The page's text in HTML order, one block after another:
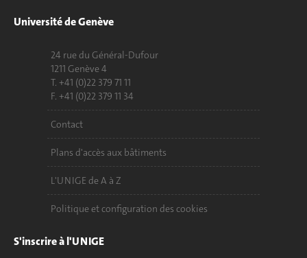
Université de Genève
24 rue du Général-Dufour
1211 Genève 4
T. +41 (0)22 379 71 11
F. +41 (0)22 379 11 34
Contact
Plans d'accès aux bâtiments
L'UNIGE de A à Z
Politique et configuration des cookies
S'inscrire à l'UNIGE